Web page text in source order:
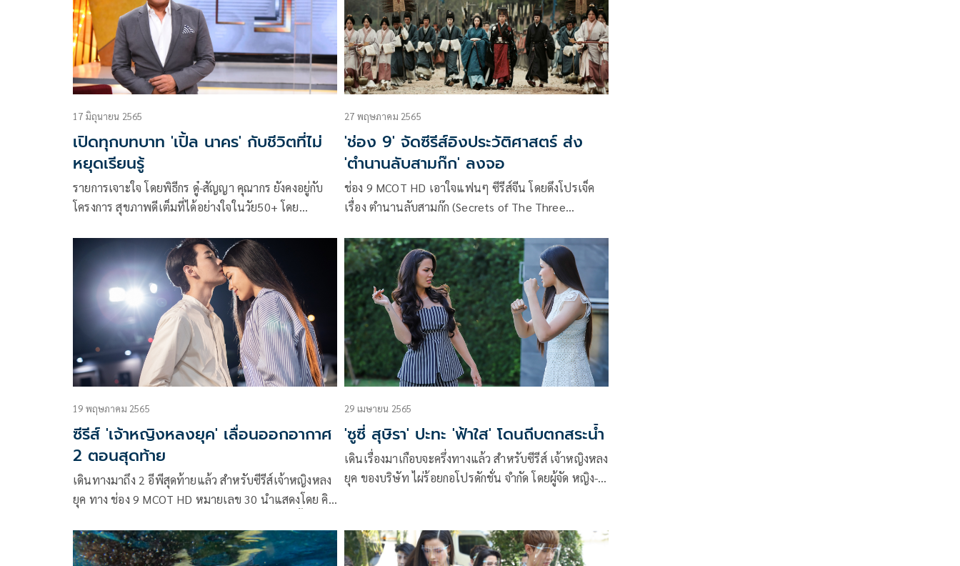
ความดี ผ่านละครสั้น โดยมูลนิธิพระสีวลีศิลปินดาราสาย
บุญ
17 มิถุนายน 2565
เปิดทุกบทบาท 'เปิ้ล นาคร' กับชีวิตที่ไม่
หยุดเรียนรู้
รายการเจาะใจ โดยพิธีกร ดู๋-สัญญา คุณากร ยังคงอยู่กับ
โครงการ สุขภาพดีเต็มที่ได้อย่างใจในวัย50+ โดย
นทรัมซิลเวอร์ 50+ สำหรับแขกรับเชิญในเทปนี้พบกับ
เปิ้ล-นาคร ศิลาชัย พิธีกรนักแสดงที่โลดแล่นอยู่ในวงการ
มายาวนานกว่า 30 ปี ยังรวมไปถึงบทบาทต่างๆ ที่ไม่ว่า
จะสวมบทบาทไหนเจ้าตัวก็พร้อมที่จะเรียนรู้และไม่ คิดจะ
หยุดนิ่ง
27 พฤษภาคม 2565
'ช่อง 9' จัดซีรีส์อิงประวัติศาสตร์ ส่ง
'ตำนานลับสามก๊ก' ลงจอ
ช่อง 9 MCOT HD เอาใจแฟนๆ ซีรีส์จีน โดยดึงโปรเจ็ค
เรื่อง ตำนานลับสามก๊ก (Secrets of The Three
สามก๊ก โดย หม่า โป๋ยง ที่ครองใจสร้างเรตติ้งติดอันดับ มา
ลงจอให้ชมกันถึงบ้าน
19 พฤษภาคม 2565
ซีรีส์ 'เจ้าหญิงหลงยุค' เลื่อนออกอากาศ
2 ตอนสุดท้าย
เดินทางมาถึง 2 อีพีสุดท้ายแล้ว สำหรับซีรีส์เจ้าหญิงหลง
ยุค ทาง ช่อง 9 MCOT HD หมายเลข 30 นำแสดงโดย คิม
ล่าสุดทางค่ายไผ่ร้อยกอโปรดักชั่นฯ ในฐานะผู้ผลิตซีรีส์
เรื่องเจ้าหญิงหลงยุค ได้ออกมาแจ้งว่าเนื่องจากวันเสาร์ที่
29 เมษายน 2565
'ซูซี่ สุษิรา' ปะทะ 'ฟ้าใส' โดนถีบตกสระน้ำ
เดินเรื่องมาเกือบจะครึ่งทางแล้ว สำหรับซีรีส์ เจ้าหญิงหลง
ยุค ของบริษัท ไผ่ร้อยกอโปรดักชั่น จำกัด โดยผู้จัด หญิง-
อย่าง กรรณิกา รับบทโดย ฟ้าใส-ปวีณสุดา ดรูอิ้น ต้องมี
เหตุให้มาลงไม้ลงมือตบตีกับ พอลล่า รับบทโดย ซูซี่-สุษิร